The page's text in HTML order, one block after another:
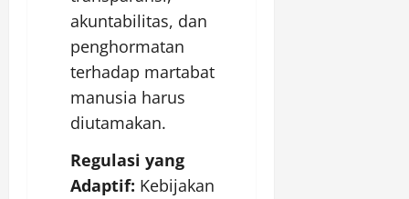
akuntabilitas, dan
penghormatan
terhadap martabat
manusia harus
diutamakan.
Regulasi yang
Adaptif: Kebijakan